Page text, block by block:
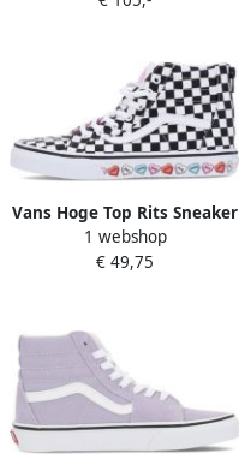
Vans Hoge Top Rits Sneaker
Zwart Witte Harten White
1 webshop
€ 49,75